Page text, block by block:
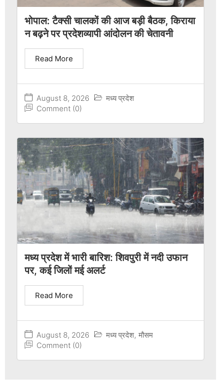
भोपाल: टैक्सी चालकों की आज बड़ी बैठक, किराया
न बढ़ने पर प्रदेशव्यापी आंदोलन की चेतावनी
August 8, 2026
मध्य प्रदेश
Comment (0)
Read More
मध्य प्रदेश में भारी बारिश: शिवपुरी में नदी उफान
पर, कई जिलों मई अलर्ट
August 8, 2026 मध्य प्रदेश, मौसम
Comment (0)
Read More